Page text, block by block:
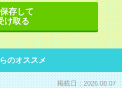
存して
け取る
のオススメ
掲載日：2026.08.07